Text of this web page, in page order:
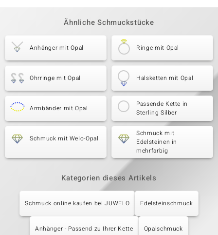
Ähnliche Schmuckstücke
Anhänger mit Opal Ringe mit Opal
Ohrringe mit Opal Halsketten mit Opal
Armbänder mit Opal
Passende Kette in
Sterling Silber
Schmuck mit Welo-Opal
Schmuck mit
Edelsteinen in
mehrfarbig
Kategorien dieses Artikels
Schmuck online kaufen bei JUWELO Edelsteinschmuck
Anhänger - Passend zu Ihrer Kette Opalschmuck